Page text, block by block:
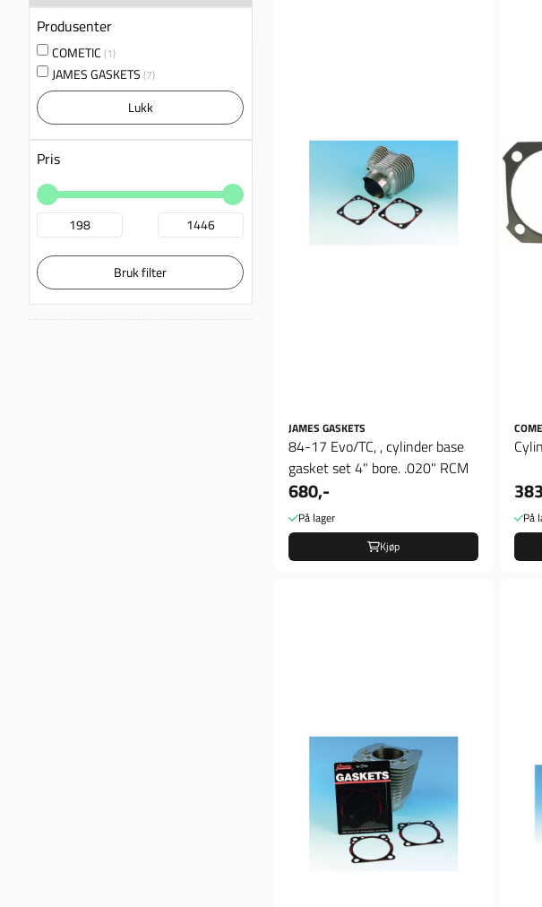
Produsenter
COMETIC (1)
JAMES GASKETS (7)
Lukk
Pris
Bruk filter
JAMES GASKETS
84-17 Evo/TC, , cylinder base
gasket set 4" bore. .020" RCM
680,-
På lager
Kjøp
På